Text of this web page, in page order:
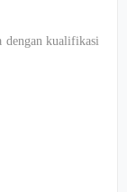
dengan kualifikasi